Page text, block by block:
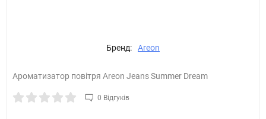
Бренд: Areon
Ароматизатор повітря Areon Jeans Summer Dream
0 Відгуків